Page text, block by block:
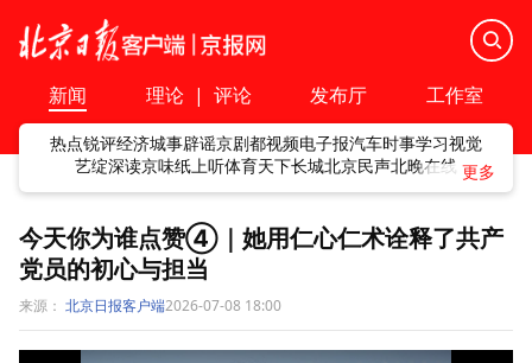
新闻 理论 | 评论 发布厅 工作室
热点锐评经济城事辟谣京剧都视频电子报汽车时事学习视觉
艺绽深读京味纸上听体育天下长城北京民声北晚在线
今天你为谁点赞④｜她用仁心仁术诠释了共产
党员的初心与担当
来源： 北京日报客户端2026-07-08 18:00